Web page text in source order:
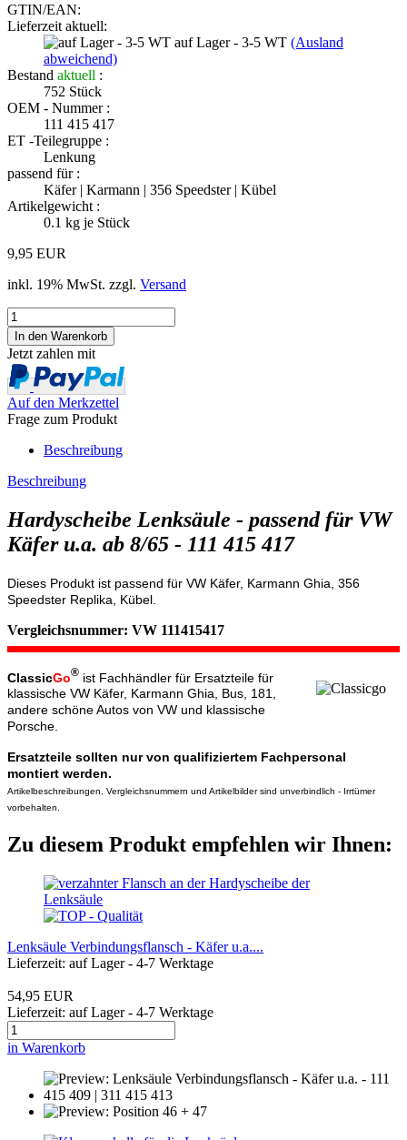
GTIN/EAN:
Lieferzeit aktuell:
auf Lager - 3-5 WT (Ausland
abweichend)
Bestand aktuell :
752 Stück
OEM - Nummer :
111 415 417
ET -Teilegruppe :
Lenkung
passend für :
Käfer | Karmann | 356 Speedster | Kübel
Artikelgewicht :
0.1 kg je Stück
9,95 EUR
inkl. 19% MwSt. zzgl. Versand
Jetzt zahlen mit
Auf den Merkzettel
Frage zum Produkt
Beschreibung
Beschreibung
Hardyscheibe Lenksäule - passend für VW
Käfer u.a. ab 8/65 - 111 415 417
Dieses Produkt ist passend für VW Käfer, Karmann Ghia, 356
Speedster Replika, Kübel.
Vergleichsnummer: VW 111415417
ClassicGo® ist Fachhändler für Ersatzteile für
klassische VW Käfer, Karmann Ghia, Bus, 181,
andere schöne Autos von VW und klassische
Porsche.
Ersatzteile sollten nur von qualifiziertem Fachpersonal
montiert werden.
Artikelbeschreibungen, Vergleichsnummern und Artikelbilder sind unverbindlich - Irrtümer
vorbehalten.
Zu diesem Produkt empfehlen wir Ihnen:
Lenksäule Verbindungsflansch - Käfer u.a....
Lieferzeit: auf Lager - 4-7 Werktage
54,95 EUR
Lieferzeit: auf Lager - 4-7 Werktage
in Warenkorb